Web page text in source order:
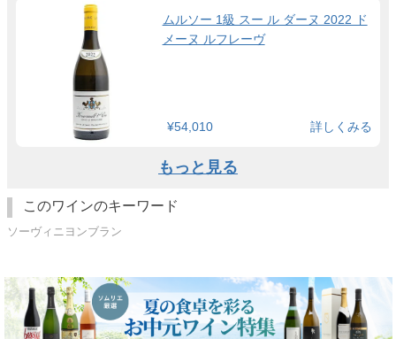
ムルソー 1級 スー ル ダーヌ 2022 ド
メーヌ ルフレーヴ
¥54,010 詳しくみる
もっと見る
このワインのキーワード
ソーヴィニヨンブラン